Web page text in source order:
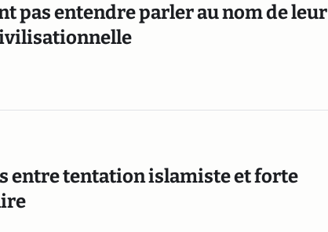
pas entendre parler au nom de leur
entre tentation islamiste et forte